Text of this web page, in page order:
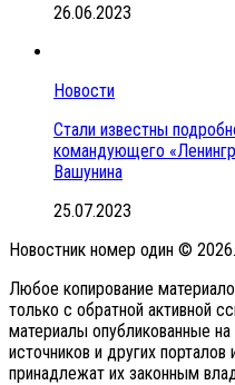
26.06.2023
Новости
Стали известны
командующего
Вашунина
25.07.2023
Новостник номер один ©
Любое копирование
только с обратной активной
материалы опубликованные
источников и других порталов
принадлежат их законным